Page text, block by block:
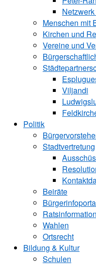
Menschen mit
Kirchen und
Vereine und
Viljandi
Politik
Stadtvertretung
Beiräte
Wahlen
Ortsrecht
Bildung & Kultur
Schulen